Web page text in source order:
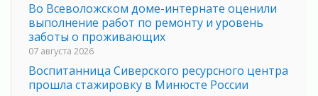
Во Всеволожском доме-интернате оценили
выполнение работ по ремонту и уровень
заботы о проживающих
07 августа 2026
Воспитанница Сиверского ресурсного центра
прошла стажировку в Минюсте России